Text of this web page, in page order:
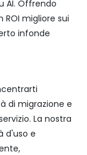
AI. Offrendo
migliore sui
infonde
di migrazione e
La nostra
d'uso e